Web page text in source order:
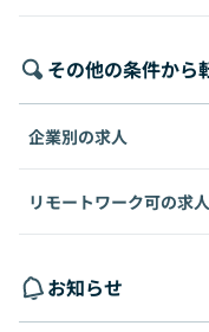
その他の条件から
企業別の求人
リモートワーク可の求人
お知らせ